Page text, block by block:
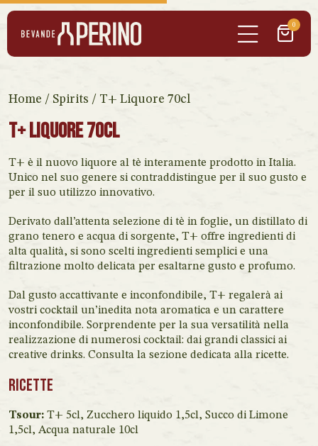
0
Home / Spirits / T+ Liquore 70cl
T+ Liquore 70cl
T+ è il nuovo liquore al tè interamente prodotto in Italia.
Unico nel suo genere si contraddistingue per il suo gusto e
per il suo utilizzo innovativo.
Derivato dall’attenta selezione di tè in foglie, un distillato di
grano tenero e acqua di sorgente, T+ offre ingredienti di
alta qualità, si sono scelti ingredienti semplici e una
filtrazione molto delicata per esaltarne gusto e profumo.
Dal gusto accattivante e inconfondibile, T+ regalerà ai
vostri cocktail un’inedita nota aromatica e un carattere
inconfondibile. Sorprendente per la sua versatilità nella
realizzazione di numerosi cocktail: dai grandi classici ai
creative drinks. Consulta la sezione dedicata alla ricette.
Ricette
Tsour: T+ 5cl, Zucchero liquido 1,5cl, Succo di Limone
1,5cl, Acqua naturale 10cl